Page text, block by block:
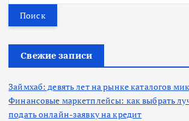
т
Свежие записи
Займхаб: девять лет на рынке каталогов
Финансовые маркетплейсы: как выбрать
подать онлайн-заявку на кредит